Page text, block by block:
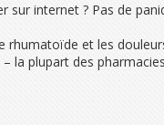
internet ? Pas de
et les
la plupart des